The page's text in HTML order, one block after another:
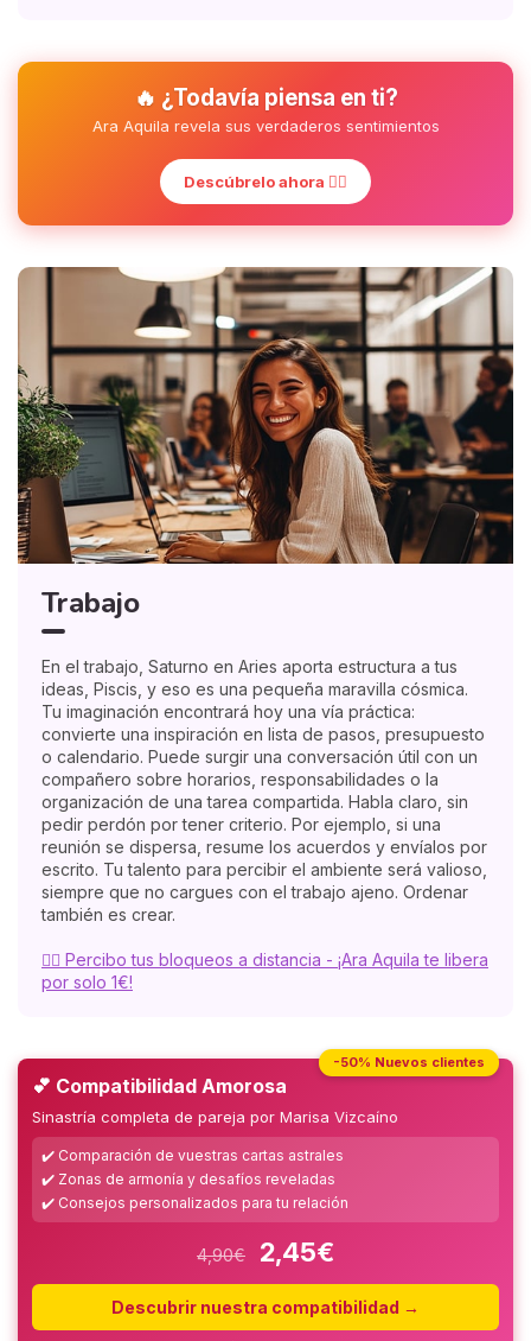
🔥 ¿Todavía piensa en ti?
Ara Aquila revela sus verdaderos sentimientos
Descúbrelo ahora ❤️‍🔥
Trabajo
En el trabajo, Saturno en Aries aporta estructura a tus
ideas, Piscis, y eso es una pequeña maravilla cósmica.
Tu imaginación encontrará hoy una vía práctica:
convierte una inspiración en lista de pasos, presupuesto
o calendario. Puede surgir una conversación útil con un
compañero sobre horarios, responsabilidades o la
organización de una tarea compartida. Habla claro, sin
pedir perdón por tener criterio. Por ejemplo, si una
reunión se dispersa, resume los acuerdos y envíalos por
escrito. Tu talento para percibir el ambiente será valioso,
siempre que no cargues con el trabajo ajeno. Ordenar
también es crear.
🧘‍♀️ Percibo tus bloqueos a distancia - ¡Ara Aquila te libera
por solo 1€!
-50% Nuevos clientes
💕 Compatibilidad Amorosa
Sinastría completa de pareja por Marisa Vizcaíno
✔️ Comparación de vuestras cartas astrales
✔️ Zonas de armonía y desafíos reveladas
✔️ Consejos personalizados para tu relación
4,90€ 2,45€
Descubrir nuestra compatibilidad →